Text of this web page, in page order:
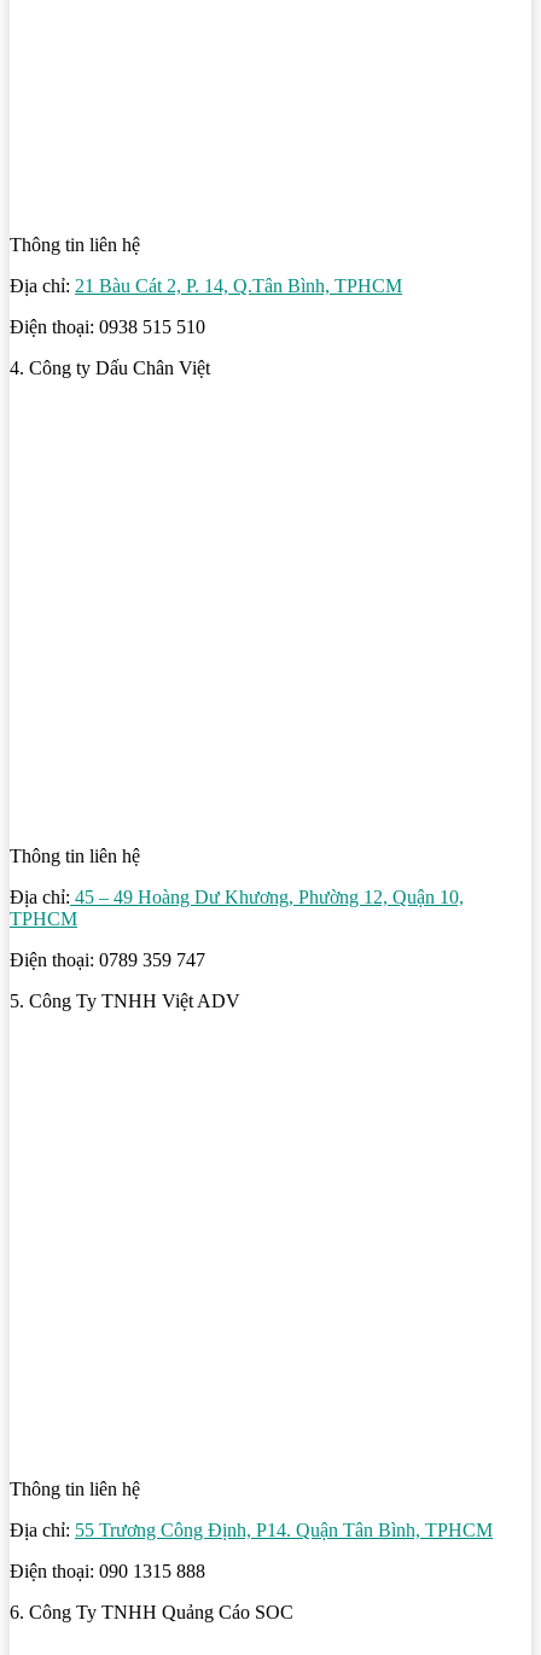
Thông tin liên hệ
Địa chỉ: 21 Bàu Cát 2, P. 14, Q.Tân Bình, TPHCM
Điện thoại: 0938 515 510
4. Công ty Dấu Chân Việt
Thông tin liên hệ
Địa chỉ: 45 – 49 Hoàng Dư Khương, Phường 12, Quận 10,
TPHCM
Điện thoại: 0789 359 747
5. Công Ty TNHH Việt ADV
Thông tin liên hệ
Địa chỉ: 55 Trương Công Định, P14. Quận Tân Bình, TPHCM
Điện thoại: 090 1315 888
6. Công Ty TNHH Quảng Cáo SOC